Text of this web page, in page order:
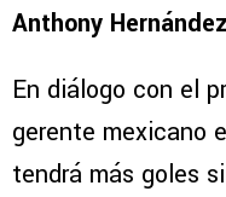
Anthony Hernández
En diálogo con el
gerente mexicano
tendrá más goles